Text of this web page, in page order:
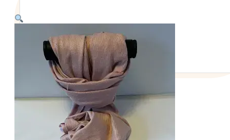
Geen producten in de winkelwagen.